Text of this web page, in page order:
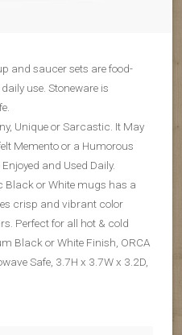
and saucer sets are food-
use. Stoneware is
Unique or Sarcastic. It May
Memento or a Humorous
and Used Daily.
or White mugs has a
crisp and vibrant color
Perfect for all hot & cold
Black or White Finish, ORCA
Safe, 3.7H x 3.7W x 3.2D,